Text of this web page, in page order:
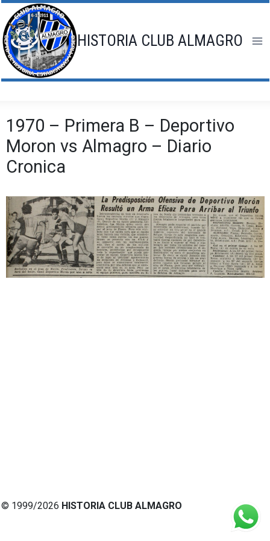
Saltar
al
contenido
HISTORIA CLUB ALMAGRO
1970 – Primera B – Deportivo
Moron vs Almagro – Diario
Cronica
© 1999/2026 HISTORIA CLUB ALMAGRO